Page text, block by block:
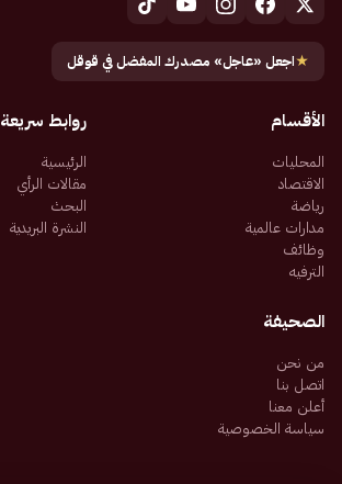
★اجعل «عاجل» مصدرك المفضل في قوقل
الأقسام
المحليات
الاقتصاد
رياضة
مدارات عالمية
وظائف
الترفيه
روابط سريعة
الرئيسية
مقالات الرأي
البحث
النشرة البريدية
الصحيفة
من نحن
اتصل بنا
أعلن معنا
سياسة الخصوصية